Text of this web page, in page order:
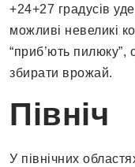
+24+27 градусів
можливі невеликі
“приб’ють пилюку”,
збирати врожай.
Північ
У північних